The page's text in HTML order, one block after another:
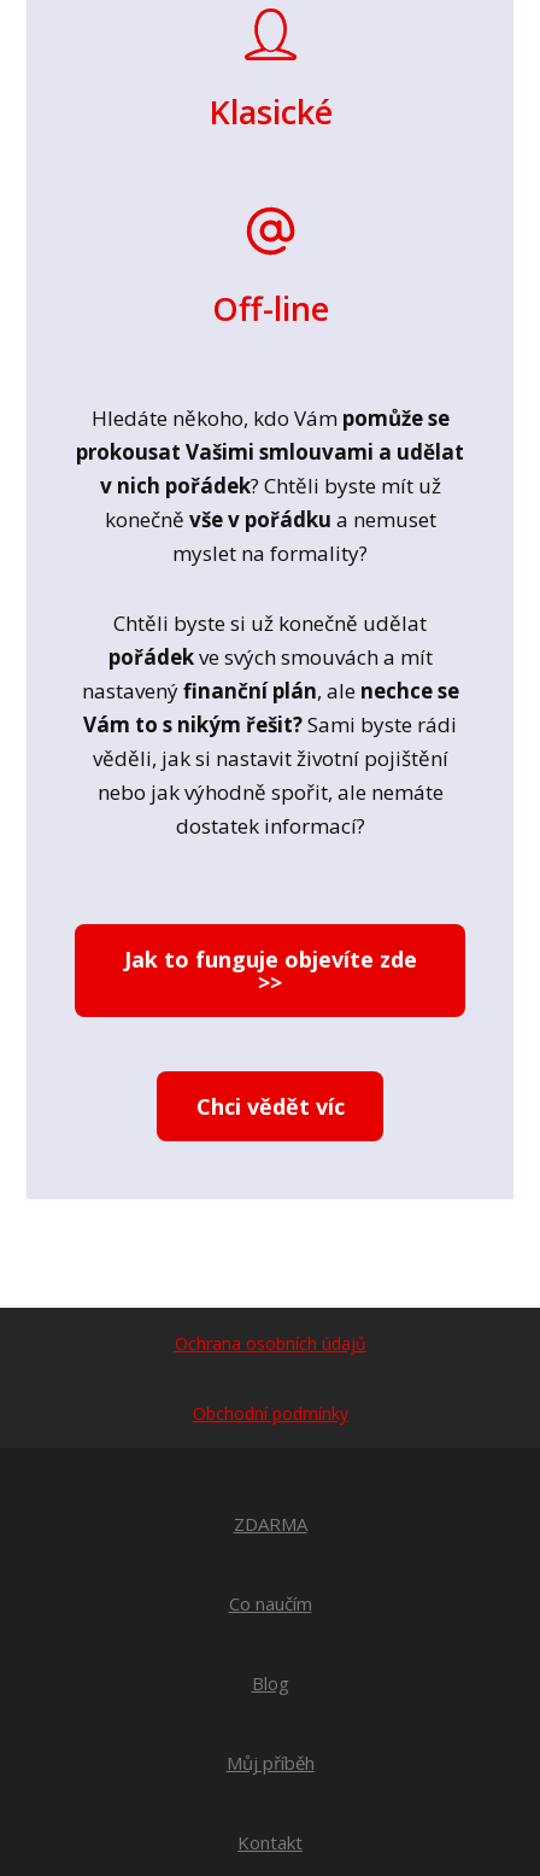
Klasické
Off-line
Hledáte někoho, kdo Vám pomůže se
prokousat Vašimi smlouvami a udělat
v nich pořádek? Chtěli byste mít už
konečně vše v pořádku a nemuset
myslet na formality?
Chtěli byste si už konečně udělat
pořádekve svých smouvách a mít
nastavenýfinanční plán, ale nechce se
Vám to s nikým řešit?Sami byste rádi
věděli, jak si nastavit životní pojištění
nebo jak výhodně spořit, ale nemáte
dostatek informací?
Jak to funguje objevíte zde
>>
Chci vědět víc
Ochrana osobních údajů
Obchodní podmínky
ZDARMA
Co naučím
Blog
Můj příběh
Kontakt